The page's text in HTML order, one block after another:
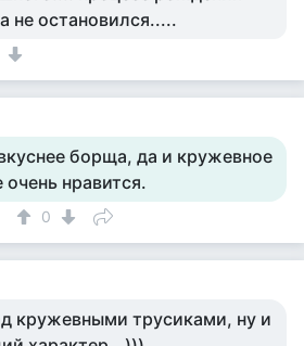
не остановился.....
борща, да и кружевное
нравится.
0
кружевными трусиками, ну и